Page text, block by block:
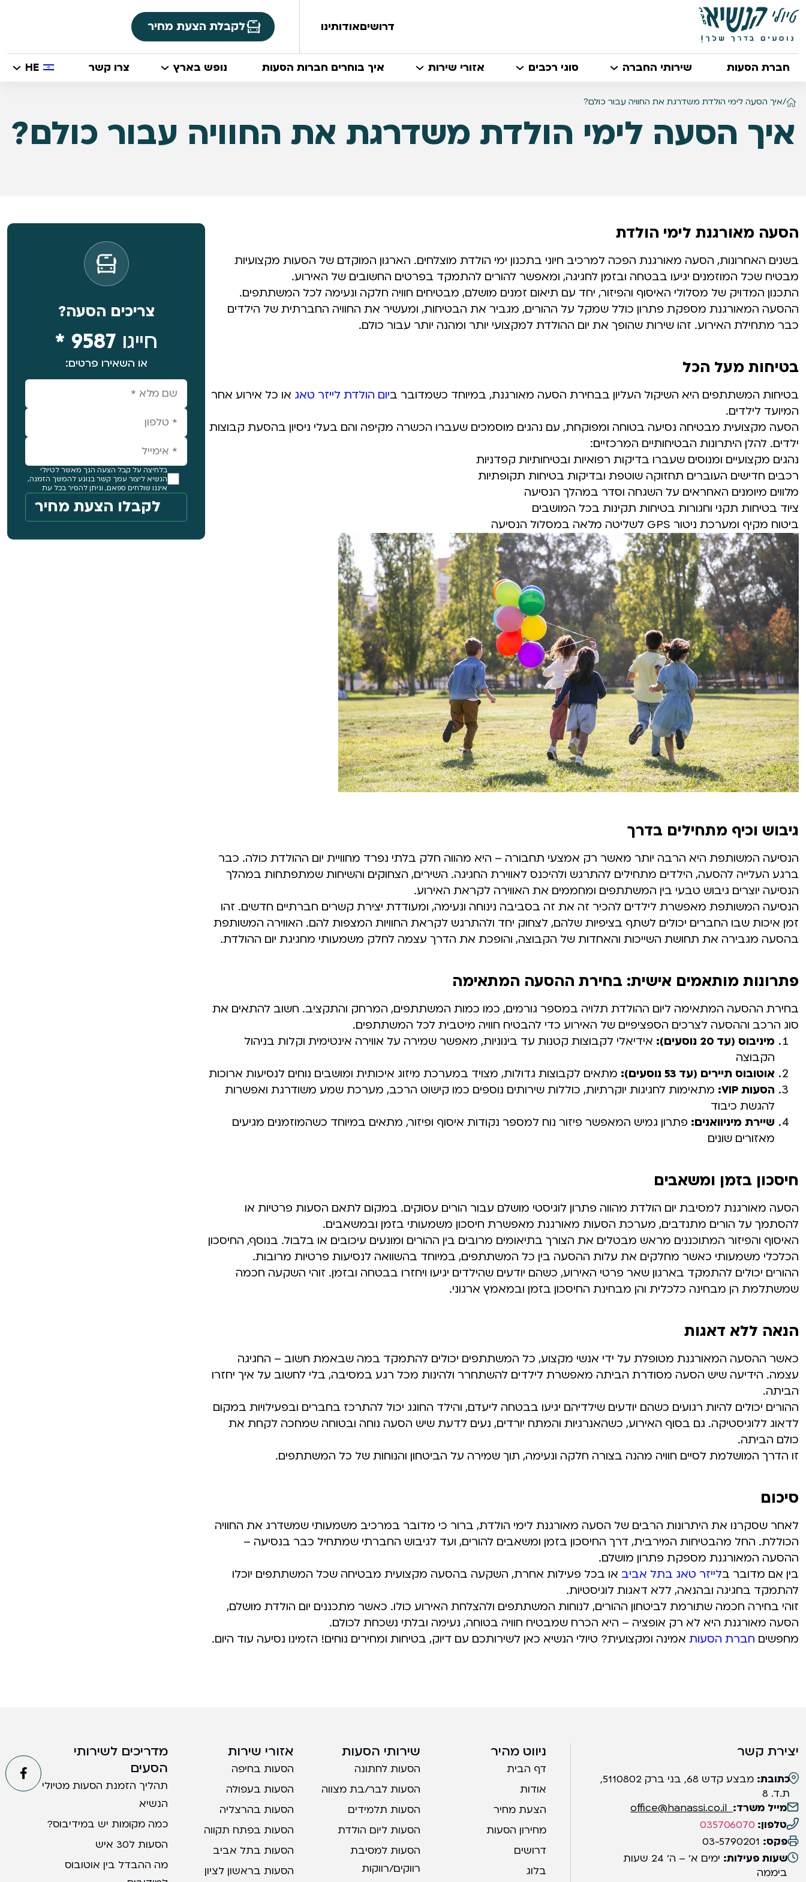
דרושיםאודותינו לקבלת הצעת מחיר
חברת הסעות שירותי החברה סוגי רכבים אזורי שירות איך בוחרים חברות הסעות נופש בארץ צרו קשר HE
/איך הסעה לימי הולדת משדרגת את החוויה עבור כולם?
איך הסעה לימי הולדת משדרגת את החוויה עבור כולם?
הסעה מאורגנת לימי הולדת
בשנים האחרונות, הסעה מאורגנת הפכה למרכיב חיוני בתכנון ימי הולדת מוצלחים. הארגון המוקדם של הסעות מקצועיות
מבטיח שכל המוזמנים יגיעו בבטחה ובזמן לחגיגה, ומאפשר להורים להתמקד בפרטים החשובים של האירוע.
התכנון המדויק של מסלולי האיסוף והפיזור, יחד עם תיאום זמנים מושלם, מבטיחים חוויה חלקה ונעימה לכל המשתתפים.
ההסעה המאורגנת מספקת פתרון כולל שמקל על ההורים, מגביר את הבטיחות, ומעשיר את החוויה החברתית של הילדים
כבר מתחילת האירוע. זהו שירות שהופך את יום ההולדת למקצועי יותר ומהנה יותר עבור כולם.
בטיחות מעל הכל
בטיחות המשתתפים היא השיקול העליון בבחירת הסעה מאורגנת, במיוחד כשמדובר ביום הולדת לייזר טאג או כל אירוע אחר
המיועד לילדים.
הסעה מקצועית מבטיחה נסיעה בטוחה ומפוקחת, עם נהגים מוסמכים שעברו הכשרה מקיפה והם בעלי ניסיון בהסעת קבוצות
ילדים. להלן היתרונות הבטיחותיים המרכזיים:
נהגים מקצועיים ומנוסים שעברו בדיקות רפואיות ובטיחותיות קפדניות
רכבים חדישים העוברים תחזוקה שוטפת ובדיקות בטיחות תקופתיות
מלווים מיומנים האחראים על השגחה וסדר במהלך הנסיעה
ציוד בטיחות תקני וחגורות בטיחות תקינות בכל המושבים
ביטוח מקיף ומערכת ניטור GPS לשליטה מלאה במסלול הנסיעה
גיבוש וכיף מתחילים בדרך
הנסיעה המשותפת היא הרבה יותר מאשר רק אמצעי תחבורה – היא מהווה חלק בלתי נפרד מחוויית יום ההולדת כולה. כבר
ברגע העלייה להסעה, הילדים מתחילים להתרגש ולהיכנס לאווירת החגיגה. השירים, הצחוקים והשיחות שמתפתחות במהלך
הנסיעה יוצרים גיבוש טבעי בין המשתתפים ומחממים את האווירה לקראת האירוע.
הנסיעה המשותפת מאפשרת לילדים להכיר זה את זה בסביבה נינוחה ונעימה, ומעודדת יצירת קשרים חברתיים חדשים. זהו
זמן איכות שבו החברים יכולים לשתף בציפיות שלהם, לצחוק יחד ולהתרגש לקראת החוויות המצפות להם. האווירה המשותפת
בהסעה מגבירה את תחושת השייכות והאחדות של הקבוצה, והופכת את הדרך עצמה לחלק משמעותי מחגיגת יום ההולדת.
פתרונות מותאמים אישית: בחירת ההסעה המתאימה
בחירת ההסעה המתאימה ליום ההולדת תלויה במספר גורמים, כמו כמות המשתתפים, המרחק והתקציב. חשוב להתאים את
סוג הרכב וההסעה לצרכים הספציפיים של האירוע כדי להבטיח חוויה מיטבית לכל המשתתפים.
מיניבוס (עד 20 נוסעים):
אידיאלי לקבוצות קטנות עד בינוניות, מאפשר שמירה על אווירה אינטימית וקלות בניהול
הקבוצה
אוטובוס תיירים (עד 53 נוסעים):
מתאים לקבוצות גדולות, מצויד במערכת מיזוג איכותית ומושבים נוחים לנסיעות ארוכות
הסעות VIP:
מתאימות לחגיגות יוקרתיות, כוללות שירותים נוספים כמו קישוט הרכב, מערכת שמע משודרגת ואפשרות
להגשת כיבוד
שיירת מיניוואנים: פתרון גמיש המאפשר פיזור נוח למספר נקודות איסוף ופיזור, מתאים במיוחד כשהמוזמנים מגיעים
מאזורים שונים
חיסכון בזמן ומשאבים
הסעה מאורגנת למסיבת יום הולדת מהווה פתרון לוגיסטי מושלם עבור הורים עסוקים. במקום לתאם הסעות פרטיות או
להסתמך על הורים מתנדבים, מערכת הסעות מאורגנת מאפשרת חיסכון משמעותי בזמן ובמשאבים.
האיסוף והפיזור המתוכננים מראש מבטלים את הצורך בתיאומים מרובים בין ההורים ומונעים עיכובים או בלבול. בנוסף, החיסכון
הכלכלי משמעותי כאשר מחלקים את עלות ההסעה בין כל המשתתפים, במיוחד בהשוואה לנסיעות פרטיות מרובות.
ההורים יכולים להתמקד בארגון שאר פרטי האירוע, כשהם יודעים שהילדים יגיעו ויחזרו בבטחה ובזמן. זוהי השקעה חכמה
שמשתלמת הן מבחינה כלכלית והן מבחינת החיסכון בזמן ובמאמץ ארגוני.
הנאה ללא דאגות
כאשר ההסעה המאורגנת מטופלת על ידי אנשי מקצוע, כל המשתתפים יכולים להתמקד במה שבאמת חשוב – החגיגה
עצמה. הידיעה שיש הסעה מסודרת הביתה מאפשרת לילדים להשתחרר ולהינות מכל רגע במסיבה, בלי לחשוב על איך יחזרו
הביתה.
ההורים יכולים להיות רגועים כשהם יודעים שילדיהם יגיעו בבטחה ליעדם, והילד החוגג יכול להתרכז בחברים ובפעילויות במקום
לדאוג ללוגיסטיקה. גם בסוף האירוע, כשהאנרגיות והמתח יורדים, נעים לדעת שיש הסעה נוחה ובטוחה שמחכה לקחת את
כולם הביתה.
זו הדרך המושלמת לסיים חוויה מהנה בצורה חלקה ונעימה, תוך שמירה על הביטחון והנוחות של כל המשתתפים.
סיכום
לאחר שסקרנו את היתרונות הרבים של הסעה מאורגנת לימי הולדת, ברור כי מדובר במרכיב משמעותי שמשדרג את החוויה
הכוללת. החל מהבטיחות המירבית, דרך החיסכון בזמן ומשאבים להורים, ועד לגיבוש החברתי שמתחיל כבר בנסיעה –
ההסעה המאורגנת מספקת פתרון מושלם.
בין אם מדובר בלייזר טאג בתל אביב או בכל פעילות אחרת, השקעה בהסעה מקצועית מבטיחה שכל המשתתפים יוכלו
להתמקד בחגיגה ובהנאה, ללא דאגות לוגיסטיות.
זוהי בחירה חכמה שתורמת לביטחון ההורים, לנוחות המשתתפים ולהצלחת האירוע כולו. כאשר מתכננים יום הולדת מושלם,
הסעה מאורגנת היא לא רק אופציה – היא הכרח שמבטיח חוויה בטוחה, נעימה ובלתי נשכחת לכולם.
מחפשים חברת הסעות אמינה ומקצועית? טיולי הנשיא כאן לשירותכם עם דיוק, בטיחות ומחירים נוחים! הזמינו נסיעה עוד היום.
צריכים הסעה?
חייגו 9587 *
או השאירו פרטים:
בלחיצה על קבל הצעה הנך מאשר לטיולי
הנשיא ליצור עמך קשר בנוגע להמשך הזמנה,
איננו שולחים ספאם, וניתן להסיר בכל עת
יצירת קשר
כתובת:
מבצע קדש 68, בני ברק 5110802,
ת.ד. 8
מייל משרד:
טלפון: 035706070
פקס: 03-5790201
שעות פעילות:
ימים א' – ה' 24 שעות
ביממה
ניווט מהיר
דף הבית
אודות
הצעת מחיר
מחירון הסעות
דרושים
בלוג
שירותי הסעות
הסעות לחתונה
הסעות לבר/בת מצווה
הסעות תלמידים
הסעות ליום הולדת
הסעות למסיבת
רווקים/רווקות
אזורי שירות
הסעות בחיפה
הסעות בעפולה
הסעות בהרצליה
הסעות בפתח תקווה
הסעות בתל אביב
הסעות בראשון לציון
מדריכים לשירותי
הסעים
תהליך הזמנת הסעות מטיולי
הנשיא
כמה מקומות יש במידיבוס?
הסעות ל30 איש
מה ההבדל בין אוטובוס